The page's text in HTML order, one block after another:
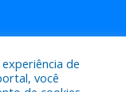
de
você